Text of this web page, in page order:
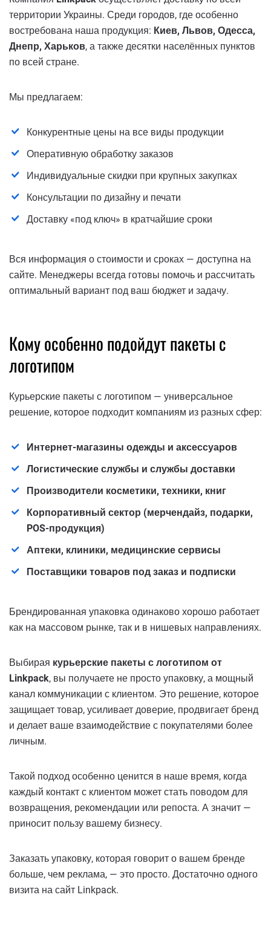
территории Украины. Среди городов, где особенно
востребована наша продукция: Киев, Львов, Одесса,
Днепр, Харьков, а также десятки населённых пунктов
по всей стране.
Мы предлагаем:
Конкурентные цены на все виды продукции
Оперативную обработку заказов
Индивидуальные скидки при крупных закупках
Консультации по дизайну и печати
Доставку «под ключ» в кратчайшие сроки
Вся информация о стоимости и сроках — доступна на
сайте. Менеджеры всегда готовы помочь и рассчитать
оптимальный вариант под ваш бюджет и задачу.
Кому особенно подойдут пакеты с
логотипом
Курьерские пакеты с логотипом — универсальное
решение, которое подходит компаниям из разных сфер:
Интернет-магазины одежды и аксессуаров
Логистические службы и службы доставки
Производители косметики, техники, книг
Корпоративный сектор (мерчендайз, подарки,
POS-продукция)
Аптеки, клиники, медицинские сервисы
Поставщики товаров под заказ и подписки
Брендированная упаковка одинаково хорошо работает
как на массовом рынке, так и в нишевых направлениях.
Выбирая курьерские пакеты с логотипом от
Linkpack, вы получаете не просто упаковку, а мощный
канал коммуникации с клиентом. Это решение, которое
защищает товар, усиливает доверие, продвигает бренд
и делает ваше взаимодействие с покупателями более
личным.
Такой подход особенно ценится в наше время, когда
каждый контакт с клиентом может стать поводом для
возвращения, рекомендации или репоста. А значит —
приносит пользу вашему бизнесу.
Заказать упаковку, которая говорит о вашем бренде
больше, чем реклама, — это просто. Достаточно одного
визита на сайт Linkpack.